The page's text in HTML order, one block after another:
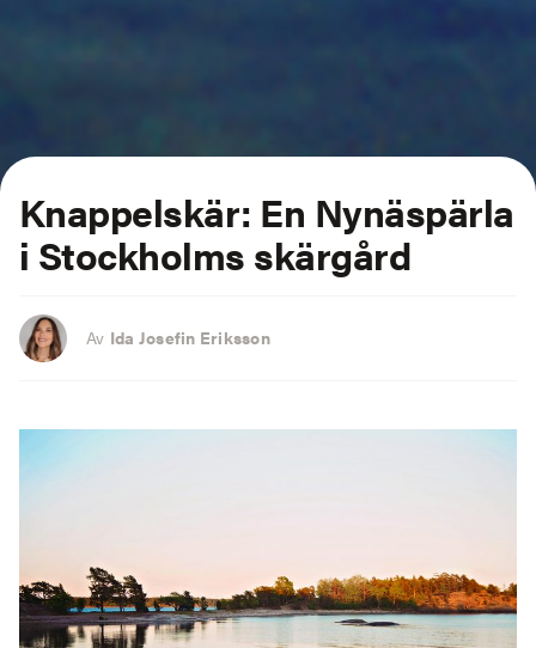
Knappelskär: En Nynäspärla
i Stockholms skärgård
Av Ida Josefin Eriksson